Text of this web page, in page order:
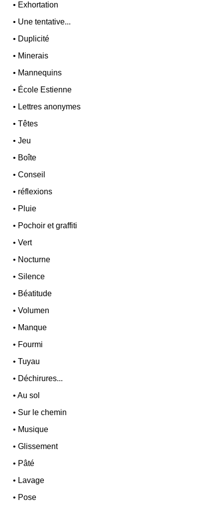
• Exhortation
• Une tentative...
• Duplicité
• Minerais
• Mannequins
• École Estienne
• Lettres anonymes
•Têtes
•Jeu
• Boîte
•Conseil
• réflexions
• Pluie
• Pochoir et graffiti
•Vert
• Nocturne
• Silence
• Béatitude
•Volumen
• Manque
• Fourmi
•Tuyau
• Déchirures...
•Au sol
• Sur le chemin
• Musique
•Glissement
• Pâté
• Lavage
• Pose